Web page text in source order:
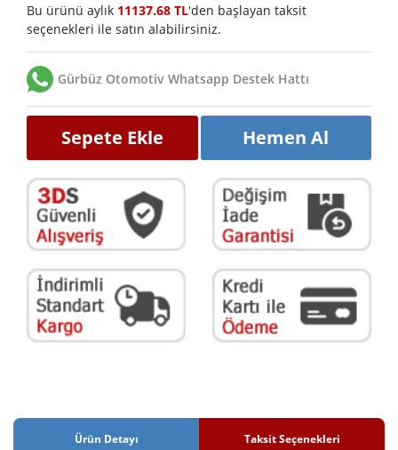
Bu ürünü aylık 11137.68 TL'den başlayan taksit
seçenekleri ile satın alabilirsiniz.
Gürbüz Otomotiv Whatsapp Destek Hattı
Sepete Ekle Hemen Al
Ürün Detayı Taksit Seçenekleri